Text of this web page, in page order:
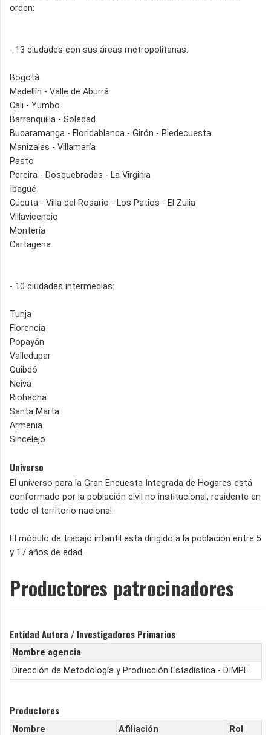
orden:
- 13 ciudades con sus áreas metropolitanas:
Bogotá
Medellín - Valle de Aburrá
Cali - Yumbo
Barranquilla - Soledad
Bucaramanga - Floridablanca - Girón - Piedecuesta
Manizales - Villamaría
Pasto
Pereira - Dosquebradas - La Virginia
Ibagué
Cúcuta - Villa del Rosario - Los Patios - El Zulia
Villavicencio
Montería
Cartagena
- 10 ciudades intermedias:
Tunja
Florencia
Popayán
Valledupar
Quibdó
Neiva
Riohacha
Santa Marta
Armenia
Sincelejo
Universo
El universo para la Gran Encuesta Integrada de Hogares está
conformado por la población civil no institucional, residente en
todo el territorio nacional.
El módulo de trabajo infantil esta dirigido a la población entre 5
y 17 años de edad.
Productores patrocinadores
Entidad Autora / Investigadores Primarios
Nombre agencia
Dirección de Metodología y Producción Estadística - DIMPE
Productores
Nombre Afiliación
Rol